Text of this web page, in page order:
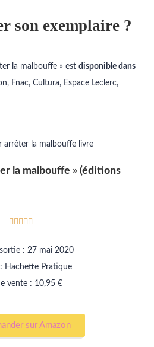
son exemplaire ?
la malbouffe » est disponible dans
Fnac, Cultura, Espace Leclerc,
la malbouffe » (éditions
    
: 27 mai 2020
Hachette Pratique
vente : 10,95 €
sur Amazon